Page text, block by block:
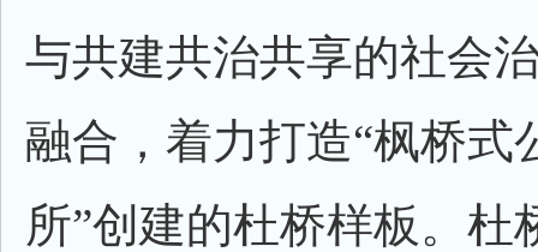
与共建共治共享的社会
融合，着力打造“枫桥式
所”创建的杜桥样板。杜